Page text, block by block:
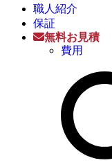
職人紹介
保証
無料お見積
費用